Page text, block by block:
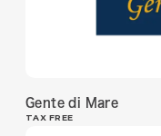
Gente di Mare
TAX FREE